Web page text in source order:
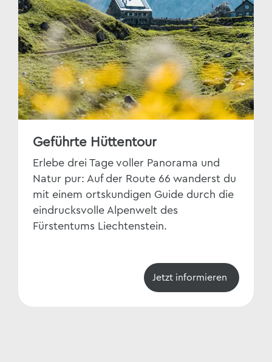
Geführte Hüttentour
Erlebe drei Tage voller Panorama und
Natur pur: Auf der Route 66 wanderst du
mit einem ortskundigen Guide durch die
eindrucksvolle Alpenwelt des
Fürstentums Liechtenstein.
Jetzt informieren